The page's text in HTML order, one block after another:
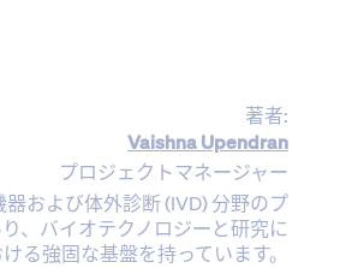
著者:
Vaishna Upendran
プロジェクトマネージャー
および体外診断 (IVD) 分野のプ
、バイオテクノロジーと研究に
ける強固な基盤を持っています。